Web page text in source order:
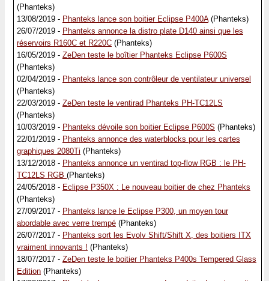
(Phanteks)
13/08/2019 - Phanteks lance son boitier Eclipse P400A(Phanteks)
26/07/2019 - Phanteks annonce la distro plate D140 ainsi que les
réservoirs R160C et R220C (Phanteks)
16/05/2019 - ZeDen teste le boîtier Phanteks Eclipse P600S
(Phanteks)
02/04/2019 - Phanteks lance son contrôleur de ventilateur universel
(Phanteks)
22/03/2019 - ZeDen teste le ventirad Phanteks PH-TC12LS
(Phanteks)
10/03/2019 - Phanteks dévoile son boitier Eclipse P600S (Phanteks)
22/01/2019 - Phanteks annonce des waterblocks pour les cartes
graphiques 2080Ti (Phanteks)
13/12/2018 - Phanteks annonce un ventirad top-flow RGB : le PH-
TC12LS RGB (Phanteks)
24/05/2018 - Eclipse P350X : Le nouveau boitier de chez Phanteks
(Phanteks)
27/09/2017 - Phanteks lance le Eclipse P300, un moyen tour
abordable avec verre trempé (Phanteks)
26/07/2017 - Phanteks sort les Evolv Shift/Shift X, des boitiers ITX
vraiment innovants ! (Phanteks)
18/07/2017 - ZeDen teste le boitier Phanteks P400s Tempered Glass
Edition (Phanteks)